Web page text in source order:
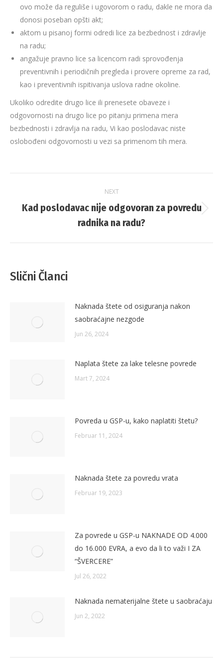
ovo može da reguliše i ugovorom o radu, dakle ne mora da
donosi poseban opšti akt;
aktom u pisanoj formi odredi lice za bezbednost i zdravlje
na radu;
angažuje pravno lice sa licencom radi sprovođenja
preventivnih i periodičnih pregleda i provere opreme za rad,
kao i preventivnih ispitivanja uslova radne okoline.
Ukoliko odredite drugo lice ili prenesete obaveze i
odgovornosti na drugo lice po pitanju primena mera
bezbednosti i zdravlja na radu, Vi kao poslodavac niste
oslobođeni odgovornosti u vezi sa primenom tih mera.
navigation
NEXT
Next
post:
Kad poslodavac nije odgovoran za povredu
radnika na radu?
Slični Članci
Naknada štete od osiguranja nakon
saobraćajne nezgode
Jun 26, 2024
Naplata štete za lake telesne povrede
Mart 7, 2024
Povreda u GSP-u, kako naplatiti štetu?
Februar 11, 2024
Naknada štete za povredu vrata
Februar 19, 2023
Za povrede u GSP-u NAKNADE OD 4.000
do 16.000 EVRA, a evo da li to važi I ZA
“ŠVERCERE”
Jul 26, 2022
Naknada nematerijalne štete u saobraćaju
Jun 2, 2022